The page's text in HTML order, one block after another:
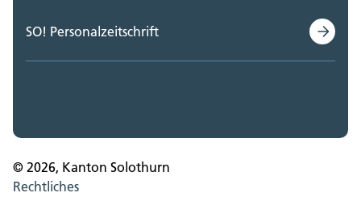
SO! Personalzeitschrift
© 2026, Kanton Solothurn
Rechtliches